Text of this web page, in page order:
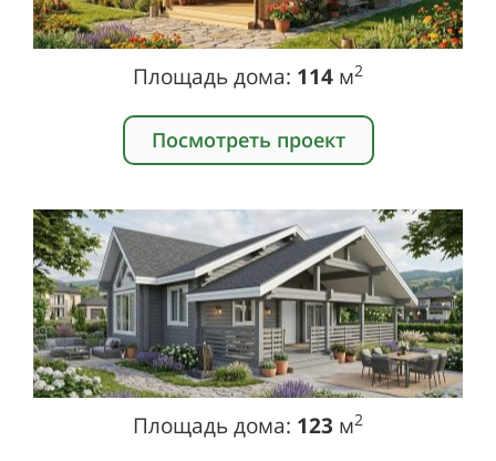
Площадь дома: 114 м2
Посмотреть проект
Площадь дома: 123 м2